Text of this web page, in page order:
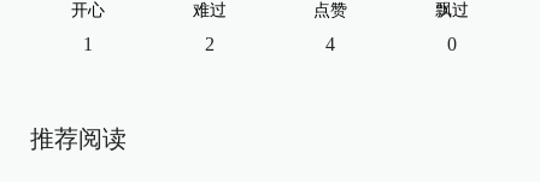
开心
1
难过
2
点赞
4
飘过
0
推荐阅读